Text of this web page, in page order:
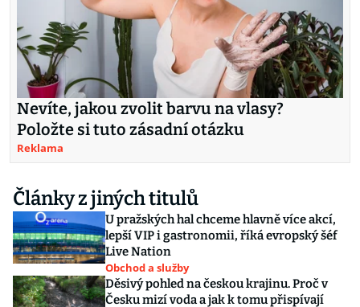
Nevíte, jakou zvolit barvu na vlasy?
Položte si tuto zásadní otázku
Reklama
Články z jiných titulů
U pražských hal chceme hlavně více akcí,
lepší VIP i gastronomii, říká evropský šéf
Live Nation
Obchod a služby
Děsivý pohled na českou krajinu. Proč v
Česku mizí voda a jak k tomu přispívají